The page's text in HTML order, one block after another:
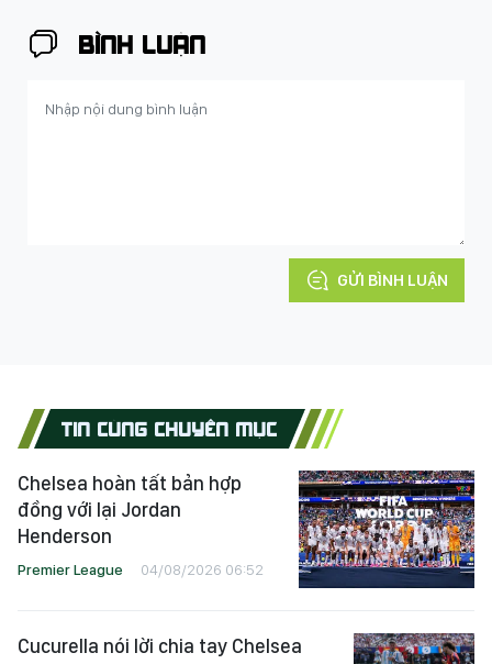
BÌNH LUẬN
GỬI BÌNH LUẬN
TIN CÙNG CHUYÊN MỤC
Chelsea hoàn tất bản hợp
đồng với lại Jordan
Henderson
Premier League 04/08/2026 06:52
Cucurella nói lời chia tay Chelsea